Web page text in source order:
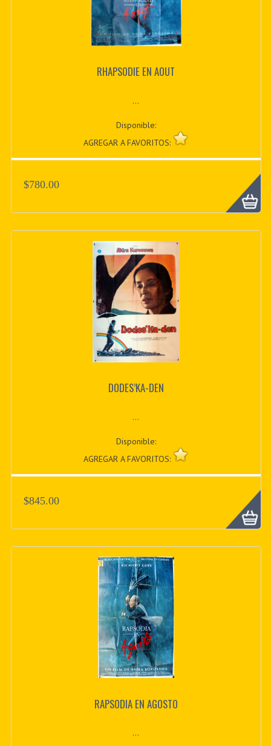
RHAPSODIE EN AOUT
...
Disponible:
AGREGAR A FAVORITOS:
$780.00
DODES’KA-DEN
...
Disponible:
AGREGAR A FAVORITOS:
$845.00
RAPSODIA EN AGOSTO
...